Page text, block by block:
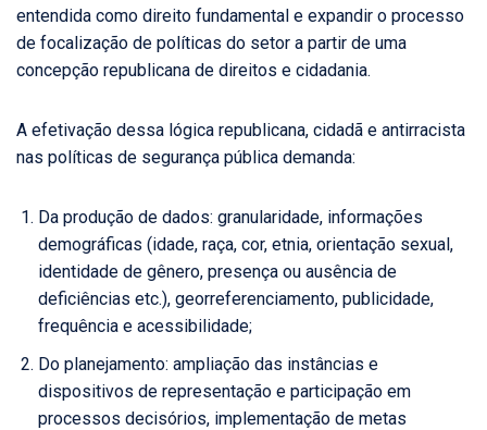
entendida como direito fundamental e expandir o processo
de focalização de políticas do setor a partir de uma
concepção republicana de direitos e cidadania.
A efetivação dessa lógica republicana, cidadã e antirracista
nas políticas de segurança pública demanda:
Da produção de dados: granularidade, informações
demográficas (idade, raça, cor, etnia, orientação sexual,
identidade de gênero, presença ou ausência de
deficiências etc.), georreferenciamento, publicidade,
frequência e acessibilidade;
Do planejamento: ampliação das instâncias e
dispositivos de representação e participação em
processos decisórios, implementação de metas